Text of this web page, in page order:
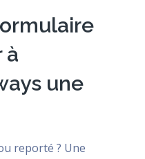
à
une
reporté ? Une